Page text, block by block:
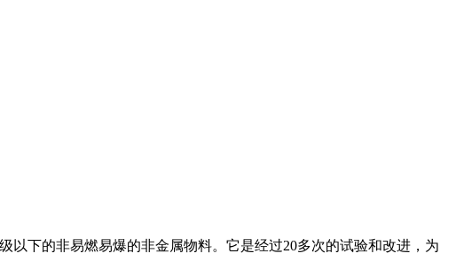
以下的非易燃易爆的非金属物料。它是经过20多次的试验和改进，为